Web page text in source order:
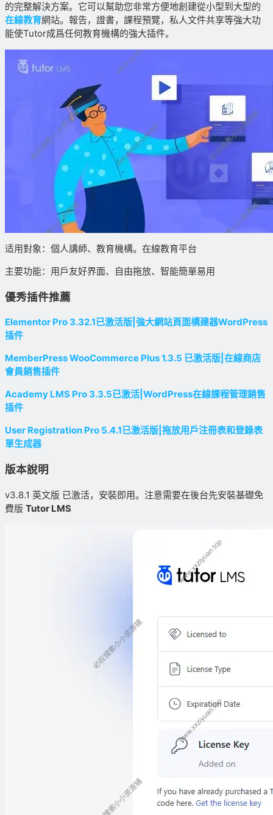
的完整解決方案。它可以幫助您非常方便地創建從小型到大型的
在線教育網站。報告，證書，課程預覽，私人文件共享等強大功
能使Tutor成爲任何教育機構的強大插件。
适用對象：個人講師、教育機構。在線教育平台
主要功能：用戶友好界面、自由拖放、智能簡單易用
優秀插件推薦
Elementor Pro 3.32.1已激活版|強大網站頁面構建器WordPress
插件
MemberPress WooCommerce Plus 1.3.5 已激活版|在線商店
會員銷售插件
Academy LMS Pro 3.3.5已激活|WordPress在線課程管理銷售
插件
User Registration Pro 5.4.1已激活版|拖放用戶注冊表和登錄表
單生成器
版本說明
v3.8.1 英文版 已激活，安裝即用。注意需要在後台先安裝基礎免
費版 Tutor LMS